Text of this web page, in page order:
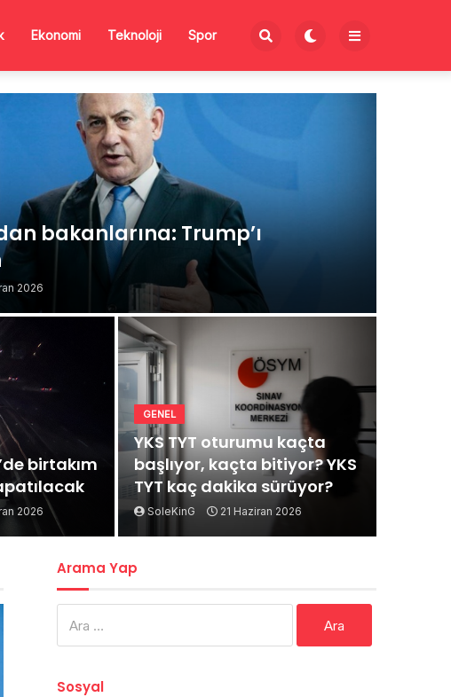
Ekonomi Teknoloji Spor
bakanlarına: Trump’ı
2026
birtakım
2026
GENEL
YKS TYT oturumu kaçta
başlıyor, kaçta bitiyor? YKS
TYT kaç dakika sürüyor?
SoleKinG 21 Haziran 2026
Arama Yap
Sosyal